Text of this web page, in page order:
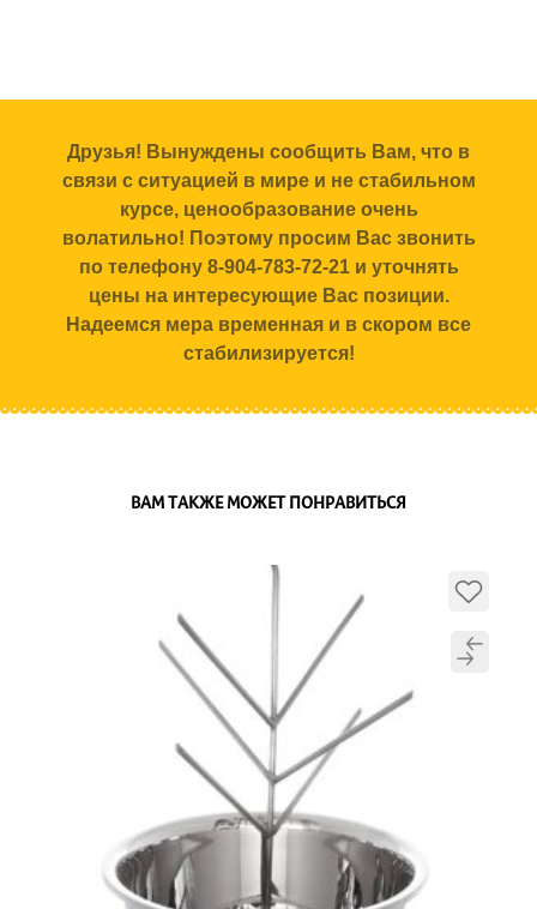
Друзья! Вынуждены сообщить Вам, что в
связи с ситуацией в мире и не стабильном
курсе, ценообразование очень
волатильно! Поэтому просим Вас звонить
по телефону 8-904-783-72-21 и уточнять
цены на интересующие Вас позиции.
Надеемся мера временная и в скором все
стабилизируется!
ВАМ ТАКЖЕ МОЖЕТ ПОНРАВИТЬСЯ